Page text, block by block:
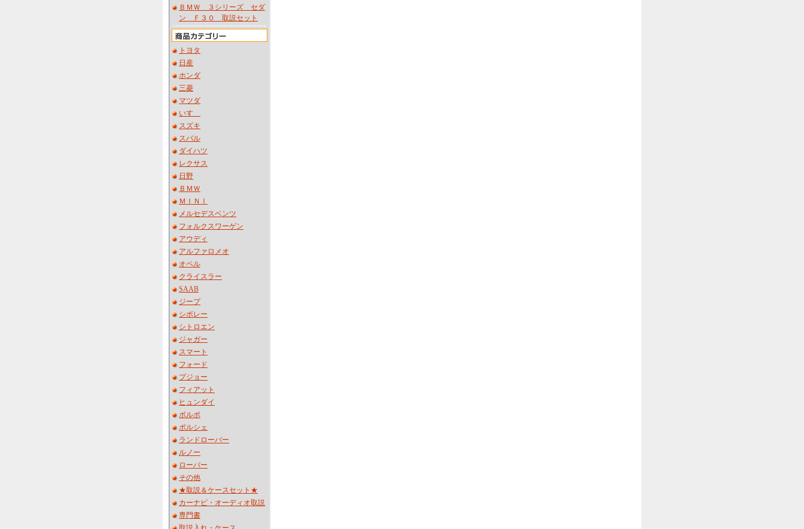
ＢＭＷ ３シリーズ セダ
ン Ｆ３０ 取説セット
トヨタ
日産
ホンダ
三菱
マツダ
いすゞ
スズキ
スバル
ダイハツ
レクサス
日野
ＢＭＷ
ＭＩＮＩ
メルセデスベンツ
フォルクスワーゲン
アウディ
アルファロメオ
オペル
クライスラー
SAAB
ジープ
シボレー
シトロエン
ジャガー
スマート
フォード
プジョー
フィアット
ヒュンダイ
ボルボ
ポルシェ
ランドローバー
ルノー
ローバー
その他
★取説＆ケースセット★
カーナビ・オーディオ取説
専門書